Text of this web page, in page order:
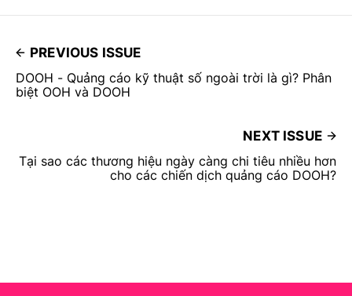
PREVIOUS ISSUE
DOOH - Quảng cáo kỹ thuật số ngoài trời là gì? Phân
biệt OOH và DOOH
NEXT ISSUE
Tại sao các thương hiệu ngày càng chi tiêu nhiều hơn
cho các chiến dịch quảng cáo DOOH?